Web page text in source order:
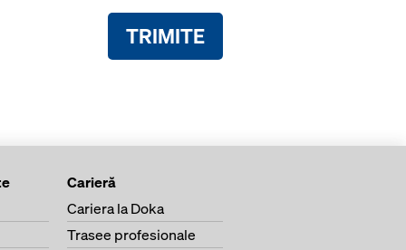
TRIMITE
Carieră
Cariera la Doka
Trasee profesionale